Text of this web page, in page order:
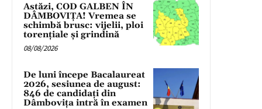
Astăzi, COD GALBEN ÎN
DÂMBOVIȚA! Vremea se
schimbă brusc: vijelii, ploi
torențiale și grindină
08/08/2026
De luni începe Bacalaureat
2026, sesiunea de august:
846 de candidați din
Dâmbovița intră în examen